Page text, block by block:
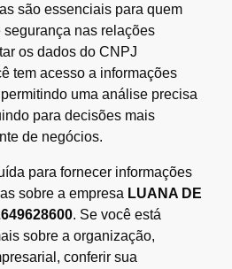
são essenciais para quem
segurança nas relações
os dados do CNPJ
tem acesso a informações
uma análise precisa
para decisões mais
de negócios.
para fornecer informações
sobre a empresa LUANA DE
. Se você está
sobre a organização,
conferir sua